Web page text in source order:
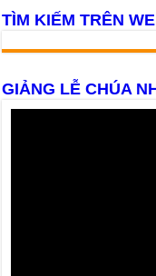
TÌM KIẾM TRÊN
GIẢNG LỄ CHÚA